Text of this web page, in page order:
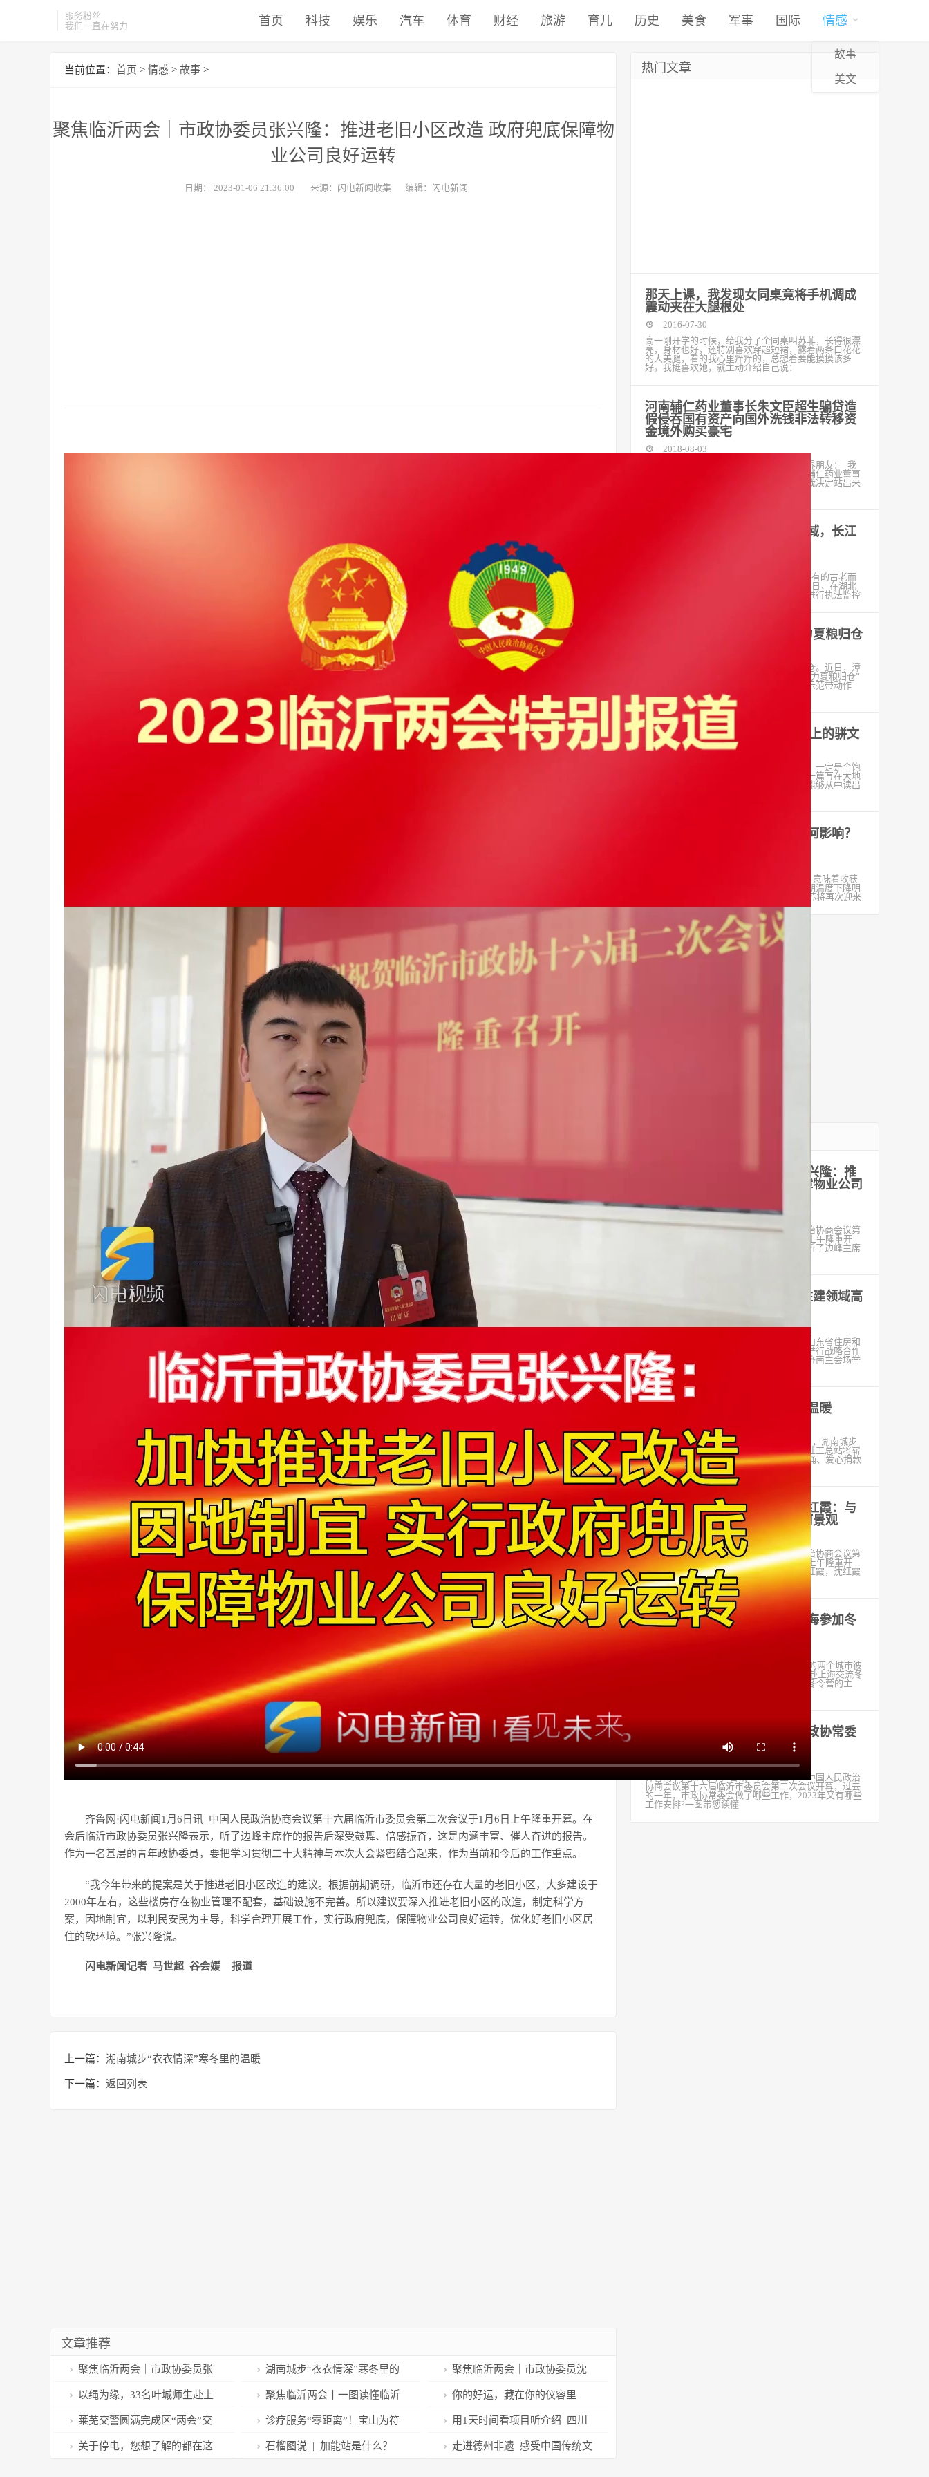
服务粉丝
我们一直在努力
首页 科技 娱乐 汽车 体育 财经 旅游 育儿 历史 美食 军事 国际 情感
故事
美文
当前位置： 首页 > 情感 > 故事 >
聚焦临沂两会｜市政协委员张兴隆：推进老旧小区改造 政府兜底保障物
业公司良好运转
日期： 2023-01-06 21:36:00 来源：闪电新闻收集 编辑：闪电新闻
齐鲁网·闪电新闻1月6日讯 中国人民政治协商会议第十六届临沂市委员会第二次会议于1月6日上午隆重开幕。在
会后临沂市政协委员张兴隆表示，听了边峰主席作的报告后深受鼓舞、倍感振奋，这是内涵丰富、催人奋进的报告。
作为一名基层的青年政协委员，要把学习贯彻二十大精神与本次大会紧密结合起来，作为当前和今后的工作重点。
“我今年带来的提案是关于推进老旧小区改造的建议。根据前期调研，临沂市还存在大量的老旧小区，大多建设于
2000年左右，这些楼房存在物业管理不配套，基础设施不完善。所以建议要深入推进老旧小区的改造，制定科学方
案，因地制宜，以利民安民为主导，科学合理开展工作，实行政府兜底，保障物业公司良好运转，优化好老旧小区居
住的软环境。”张兴隆说。
闪电新闻记者 马世超 谷会媛 报道
上一篇： 湖南城步“衣衣情深”寒冬里的温暖
下一篇： 返回列表
文章推荐
聚焦临沂两会｜市政协委员张
兴隆：推进老旧小区改造 政府兜
底保障物业公司良好运转
湖南城步“衣衣情深”寒冬里的
温暖
聚焦临沂两会｜市政协委员沈
红霞：与文旅相结合 打造特色亮
点沂河景观
以绳为缘，33名叶城师生赴上
海参加冬令营
聚焦临沂两会丨一图读懂临沂
政协常委会工作报告
你的好运，藏在你的仪容里
莱芜交警圆满完成区“两会”交
通安保任务
诊疗服务“零距离”！宝山为符
合条件的患者建立家庭病床
用1天时间看项目听介绍 四川
隆昌市代表委员沉浸式感受发展
关于停电，您想了解的都在这 石榴图说 | 加能站是什么？ 走进德州非遗 感受中国传统文
热门文章
那天上课，我发现女同桌竟将手机调成
震动夹在大腿根处
2016-07-30
高一刚开学的时候，给我分了个同桌叫苏菲，长得很漂
亮，身材也好，还特别喜欢穿超短裙，露着两条白花花
的大美腿，看的我心里痒痒的，总想着要能摸摸该多
好。我挺喜欢她，就主动介绍自己说：
河南辅仁药业董事长朱文臣超生骗贷造
假侵吞国有资产向国外洗钱非法转移资
金境外购买豪宅
2018-08-03
尊敬的有关领导、各新闻媒体、社会各界朋友： 我
是河南辅仁药业副总裁朱文玉，最近看到辅仁药业董事
长朱文臣被实名举报，思考良久，良心让我决定站出来
“水中大熊猫”再现禁捕重点水域，长江
极目新闻记者 马浩然长江江豚，是长江特有的古老而
珍稀的物种，被称为“水中大熊猫”。7月22日，在湖北
鄂州市长江禁捕重点水域可视化监控系统进行执法监控
甘肃漳县：干部情撒麦田 助力夏粮归仓
炎炎夏日，农事繁忙；麦穗飘香，颗粒归仓。近日，漳
县马泉乡工会组织开展“干部情撒麦田，助力夏粮归仓”
志愿服务行动，切实发挥广大干部职工的示范带动作
用，扎实细
观文脉 | 鹤湖新居：写在大地上的骈文
2022-06-15
一个很美的名字。当初为它起这个名字的，一定是个饱
读诗书的人。你看，从空中俯瞰，它就像一篇写在大地
上的骈文，词藻华丽也好，朴素也罢，都能够从中读出
今年的高温对河蟹养殖究竟有何影响？
北京时间9月23日9时4分将迎来秋分节气，意味着收获
满满、瓜果飘香的金秋季节已经来临。近期温度下降明
显，已能感受到秋的凉意。22日夜里起江苏将再次迎来
聚焦临沂两会｜市政协委员张兴隆：推
进老旧小区改造 政府兜底保障物业公司
2023-01-06
齐鲁网·闪电新闻1月6日讯 中国人民政治协商会议第
十六届临沂市委员会第二次会议于1月6日上午隆重开
幕。在会后临沂市政协委员张兴隆表示，听了边峰主席
“政银企”签约 金融助力山东住建领域高
2023-01-06
齐鲁网·闪电新闻1月6日讯 今天下午，山东省住房和
城乡建设系统与招商银行山东省各级分行举行战略合作
协议签署活动。省级和济南市签署活动在济南主会场举
办，其他市有关主
湖南城步“衣衣情深”寒冬里的温暖
本报讯（通讯员：蒋彩萍 杨金兰）1月5日，湖南城步
民政局、方圆社会工作服务中心党支部、社工总站将崭
新衣物和数双鞋子以及大米4袋、食用油4桶、爱心捐款
500元，共计价值人民币9500元
聚焦临沂两会｜市政协委员沈红霞：与
文旅相结合 打造特色亮点沂河景观
2023-01-06
齐鲁网·闪电新闻1月6日讯 中国人民政治协商会议第
十六届临沂市委员会第二次会议于1月6日上午隆重开
幕。会后，记者采访了临沂市政协委员沈红霞，沈红霞
委员介绍了自己今年
以绳为缘，33名叶城师生赴上海参加冬
令营
一根绳子牵引你我，也把相距5000多公里的两个城市彼
此相连。1月5日，2022年叶城青少年学生赴上海交流冬
令营开营，33名叶城师生来到上海，成为冬令营的主
聚焦临沂两会丨一图读懂临沂政协常委
齐鲁网·闪电新闻1月6日讯 1月6日上午，中国人民政治
协商会议第十六届临沂市委员会第二次会议开幕，过去
的一年，市政协常委会做了哪些工作，2023年又有哪些
工作安排?一图带您读懂